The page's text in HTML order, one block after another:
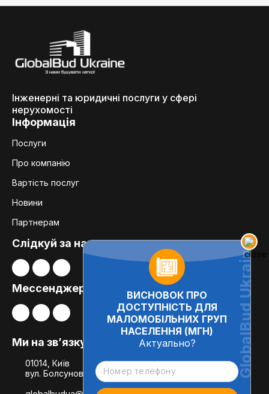
ВИСНОВОК ПРО
ДОСТУПНІСТЬ ДЛЯ
МАЛОМОБІЛЬНИХ ГРУП
НАСЕЛЕННЯ (МГН)
Актуально?
Інженерні та юридичні послуги у сфері
нерухомості
Інформація
Послуги
Про компанію
Вартість послуг
Новини
Партнерам
Слідкуй за нами:
Мессенджери
Ми на зв’язку
01014, Київ
вул. Болсуновська, 8, офіс 21